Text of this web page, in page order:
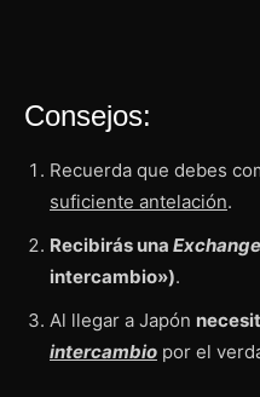
Consejos:
Recuerda que debes
suficiente antelación.
Recibirás una
intercambio»).
Al llegar a Japón
intercambio por el